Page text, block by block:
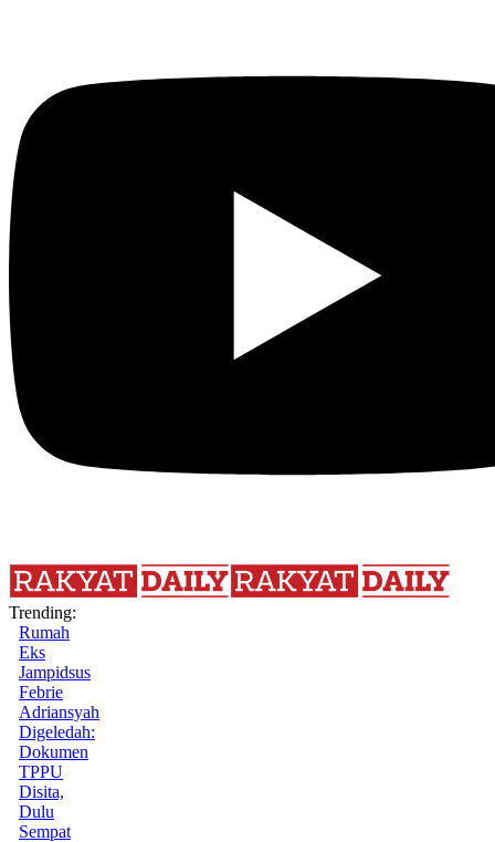
Trending:
Rumah
Eks
Jampidsus
Febrie
Adriansyah
Digeledah:
Dokumen
TPPU
Disita,
Dulu
Sempat